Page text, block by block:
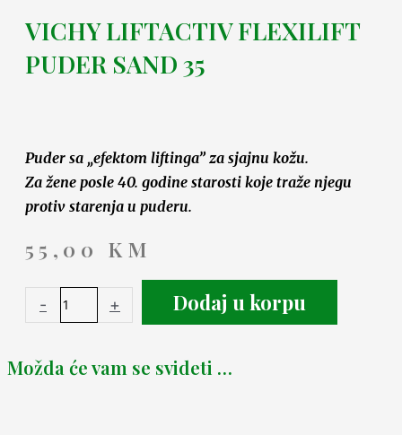
VICHY LIFTACTIV FLEXILIFT
PUDER SAND 35
Puder sa „efektom liftinga” za sjajnu kožu.
Za žene posle 40. godine starosti koje traže njegu
protiv starenja u puderu.
55,00 KM
- + Dodaj u korpu
Možda će vam se svideti …